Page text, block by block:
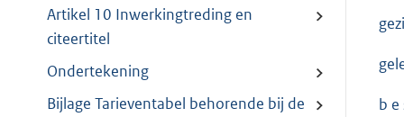
Artikel 10 Inwerkingtreding en
citeertitel
Ondertekening
Bijlage Tarieventabel behorende bij de
b e